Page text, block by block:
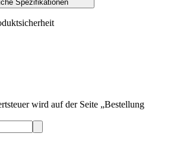
Spezifikationen
wird auf der Seite „Bestellung